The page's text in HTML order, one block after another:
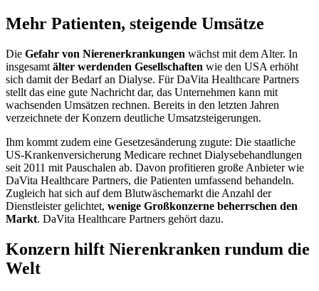
Mehr Patienten, steigende Umsätze
Die Gefahr von Nierenerkrankungen wächst mit dem Alter. In
insgesamt älter werdenden Gesellschaften wie den USA erhöht
sich damit der Bedarf an Dialyse. Für DaVita Healthcare Partners
stellt das eine gute Nachricht dar, das Unternehmen kann mit
wachsenden Umsätzen rechnen. Bereits in den letzten Jahren
verzeichnete der Konzern deutliche Umsatzsteigerungen.
Ihm kommt zudem eine Gesetzesänderung zugute: Die staatliche
US-Krankenversicherung Medicare rechnet Dialysebehandlungen
seit 2011 mit Pauschalen ab. Davon profitieren große Anbieter wie
DaVita Healthcare Partners, die Patienten umfassend behandeln.
Zugleich hat sich auf dem Blutwäschemarkt die Anzahl der
Dienstleister gelichtet, wenige Großkonzerne beherrschen den
Markt. DaVita Healthcare Partners gehört dazu.
Konzern hilft Nierenkranken rundum die
Welt